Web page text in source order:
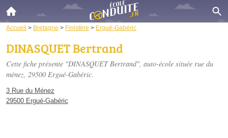
Accueil > Bretagne > Finistère > Ergué-Gabéric
DINASQUET Bertrand
Cette fiche présente "DINASQUET Bertrand", auto-école située rue du
ménez, 29500 Ergué-Gabéric.
3 Rue du Ménez
29500 Ergué-Gabéric